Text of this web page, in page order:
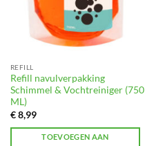
REFILL
Refill navulverpakking
Schimmel & Vochtreiniger (750
ML)
€8,99
TOEVOEGEN AAN